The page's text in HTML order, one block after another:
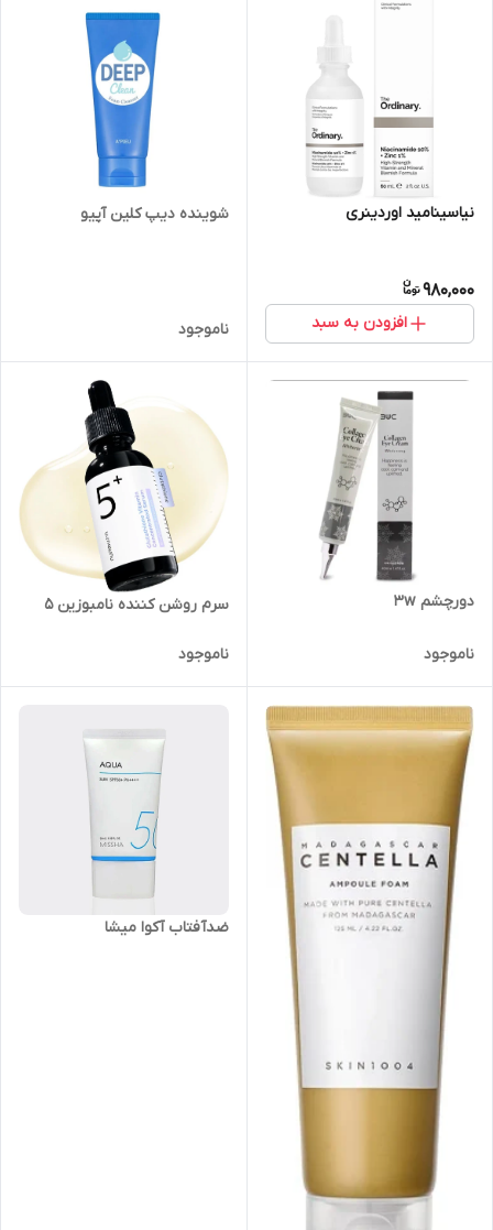
نیاسینامید اوردینری
980,000
افزودن به سبد
شوینده دیپ کلین آپیو
ناموجود
دورچشم 3w
ناموجود
سرم روشن کننده نامبوزین ۵
ناموجود
ضدآفتاب آکوا میشا